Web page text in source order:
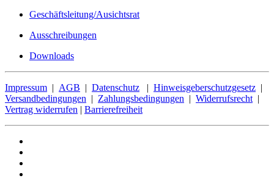
Geschäftsleitung/Ausichtsrat
Ausschreibungen
Downloads
Impressum | AGB | Datenschutz | Hinweisgeberschutzgesetz |
Versandbedingungen | Zahlungsbedingungen | Widerrufsrecht |
Vertrag widerrufen | Barrierefreiheit